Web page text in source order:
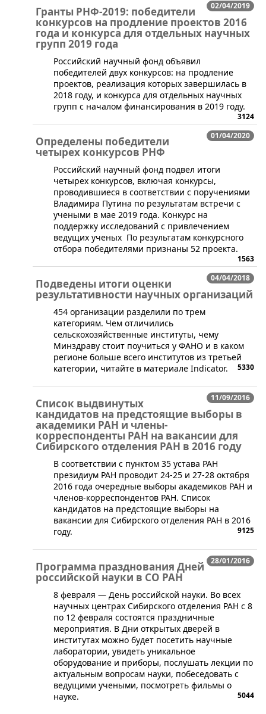
02/04/2019
Гранты РНФ-2019: победители
конкурсов на продление проектов 2016
года и конкурса для отдельных научных
групп 2019 года
​Российский научный фонд объявил
победителей двух конкурсов: на продление
проектов, реализация которых завершилась в
2018 году, и конкурса для отдельных научных
групп с началом финансирования в 2019 году.
3124
01/04/2020
Определены победители
четырех конкурсов РНФ
​​​Российский научный фонд подвел итоги
четырех конкурсов, включая конкурсы,
проводившиеся в соответствии с поручениями
Владимира Путина по результатам встречи с
учеными в мае 2019 года. Конкурс на
поддержку исследований с привлечением
ведущих ученых По результатам конкурсного
отбора победителями признаны 52 проекта.
1563
04/04/2018
Подведены итоги оценки
результативности научных организаций
454 организации разделили по трем
категориям. Чем отличились
сельскохозяйственные институты, чему
Минздраву стоит поучиться у ФАНО и в каком
регионе больше всего институтов из третьей
категории, читайте в материале Indicator.
5330
11/09/2016
Список выдвинутых
кандидатов на предстоящие выборы в
академики РАН и члены-
корреспонденты РАН на вакансии для
Сибирского отделения РАН в 2016 году
​​В соответствии с пунктом 35 устава РАН
президиум РАН проводит 24-25 и 27-28 октября
2016 года очередные выборы академиков РАН и
членов-корреспондентов РАН. ​Список
кандидатов на предстоящие выборы на
вакансии для Сибирского отделения РАН в 2016
году.
9125
28/01/2016
Программа празднования Дней
российской науки в СО РАН
​​8 февраля — День российской науки. Во всех
научных центрах Сибирского отделения РАН с 8
по 12 февраля состоятся праздничные
мероприятия. В Дни открытых дверей в
институтах можно будет посетить научные
лаборатории, увидеть уникальное
оборудование и приборы, послушать лекции по
актуальным вопросам науки, побеседовать с
ведущими учеными, посмотреть фильмы о
науке.
5044